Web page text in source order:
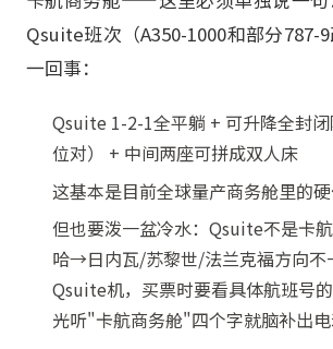
Qsuite班次（A350-1000和部分787-
一回事：
Qsuite 1-2-1全平躺 + 可升降全封
位对） + 中间两座可拼成双人床
这基本是目前全球量产商务舱里的
但也要泼一盆冷水：Qsuite不是卡
哈→日内瓦/苏黎世/法兰克福方向不
Qsuite机，买票时要看具体航班号
光听"卡航商务舱"四个字就脑补出